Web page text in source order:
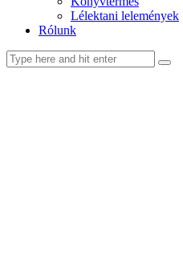
Lélektani lelemények
Rólunk